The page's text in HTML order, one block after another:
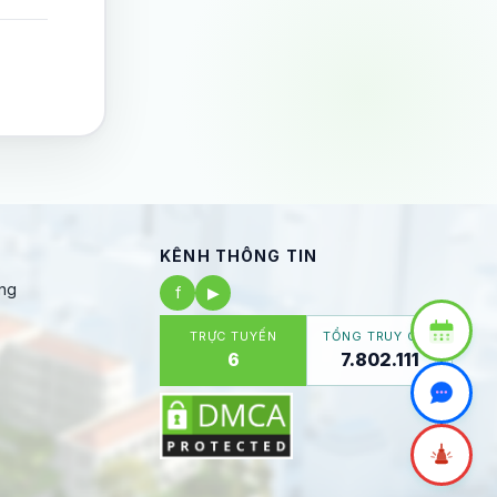
KÊNH THÔNG TIN
f
▶
TRỰC TUYẾN
6
TỔNG TRUY CẬP
7.802.111